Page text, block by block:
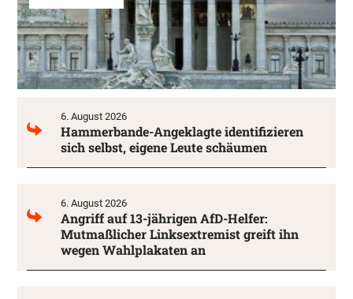
6. August 2026
Hammerbande-Angeklagte identifizieren
sich selbst, eigene Leute schäumen
6. August 2026
Angriff auf 13-jährigen AfD-Helfer:
Mutmaßlicher Linksextremist greift ihn
wegen Wahlplakaten an